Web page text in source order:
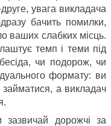
увага викладача
бачить помилки,
ваших слабких місць.
темп і теми під
чи подорож, чи
формату: ви
а викладач
зазвичай дорожчі за